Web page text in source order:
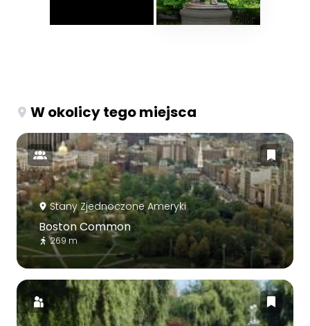
W okolicy tego miejsca
Stany Zjednoczone Ameryki
Boston Common
269 m